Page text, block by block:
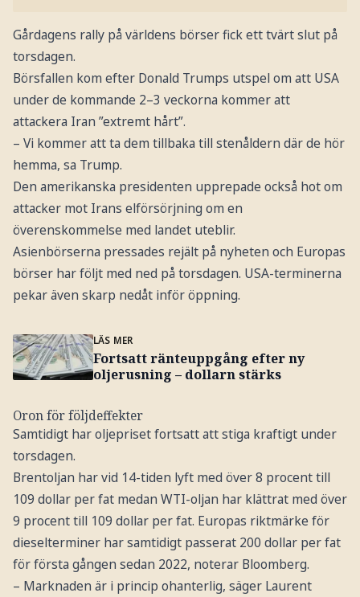
Gårdagens rally på världens börser fick ett tvärt slut på
torsdagen.
Börsfallen kom efter Donald Trumps utspel om att USA
under de kommande 2–3 veckorna kommer att
attackera Iran ”extremt hårt”.
– Vi kommer att ta dem tillbaka till stenåldern där de hör
hemma, sa Trump.
Den amerikanska presidenten upprepade också hot om
attacker mot Irans elförsörjning om en
överenskommelse med landet uteblir.
Asienbörserna pressades rejält på nyheten och Europas
börser har följt med ned på torsdagen. USA-terminerna
pekar även skarp nedåt inför öppning.
LÄS MER
Fortsatt ränteuppgång efter ny
oljerusning – dollarn stärks
Oron för följdeffekter
Samtidigt har oljepriset fortsatt att stiga kraftigt under
torsdagen.
Brentoljan har vid 14-tiden lyft med över 8 procent till
109 dollar per fat medan WTI-oljan har klättrat med över
9 procent till 109 dollar per fat. Europas riktmärke för
dieselterminer har samtidigt passerat 200 dollar per fat
för första gången sedan 2022, noterar Bloomberg.
– Marknaden är i princip ohanterlig, säger Laurent